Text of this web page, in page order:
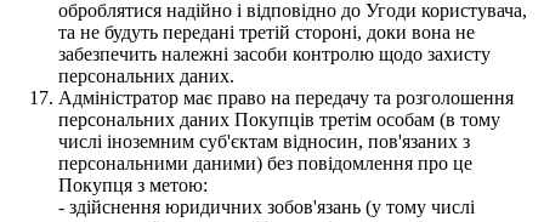
оброблятися надійно і відповідно до Угоди користувача,
та не будуть передані третій стороні, доки вона не
забезпечить належні засоби контролю щодо захисту
персональних даних.
Адміністратор має право на передачу та розголошення
персональних даних Покупців третім особам (в тому
числі іноземним суб'єктам відносин, пов'язаних з
персональними даними) без повідомлення про це
Покупця з метою:
- здійснення юридичних зобов'язань (у тому числі